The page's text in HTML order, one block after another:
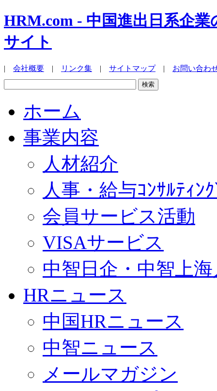
HRM.com - 中国進出日系企
サイト
| 会社概要 | リンク集 | サイトマップ| お問い合わ
ホーム
事業内容
人材紹介
人事・給与ｺﾝｻﾙﾃｨﾝ
会員サービス活動
VISAサービス
中智日企・中智上
HRニュース
中国HRニュース
中智ニュース
メールマガジン